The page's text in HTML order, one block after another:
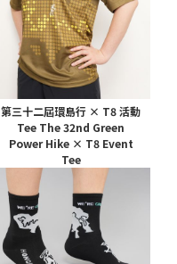
第三十二屆環島行 × T8 活動
Tee The 32nd Green
Power Hike × T8 Event
Tee